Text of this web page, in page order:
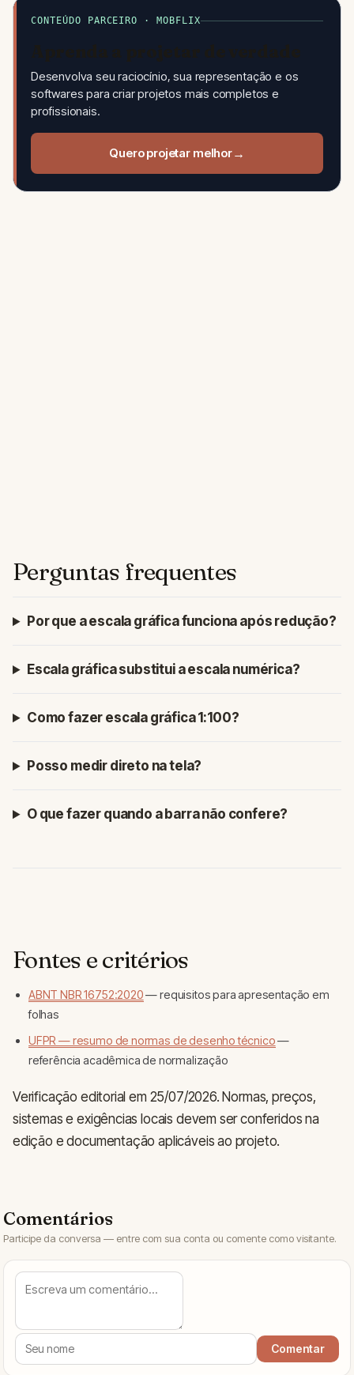
CONTEÚDO PARCEIRO · MOBFLIX
Desenvolva seu raciocínio, sua representação e os
softwares para criar projetos mais completos e
profissionais.
Quero projetar melhor
Perguntas frequentes
Por que a escala gráfica funciona após redução?
Escala gráfica substitui a escala numérica?
Como fazer escala gráfica 1:100?
Posso medir direto na tela?
O que fazer quando a barra não confere?
Fontes e critérios
ABNT NBR 16752:2020— requisitos para apresentação em
folhas
UFPR — resumo de normas de desenho técnico—
referência acadêmica de normalização
Verificação editorial em 25/07/2026. Normas, preços,
sistemas e exigências locais devem ser conferidos na
edição e documentação aplicáveis ao projeto.